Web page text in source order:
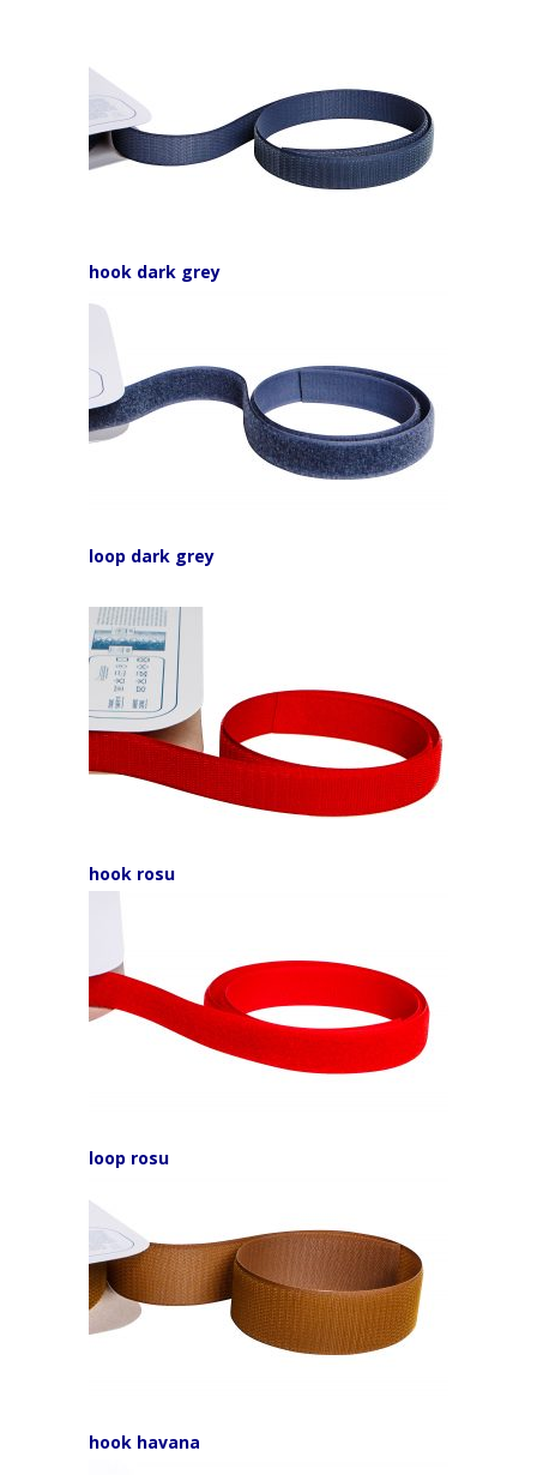
hook dark grey
loop dark grey
hook rosu
loop rosu
hook havana